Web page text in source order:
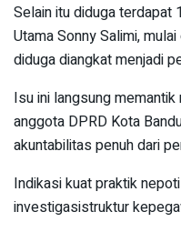
Selain itu diduga terdapat
Utama Sonny Salimi,
diduga diangkat menjadi
Isu ini langsung
anggota DPRD Kota
akuntabilitas penuh dari
Indikasi kuat praktik
investigasistruktur